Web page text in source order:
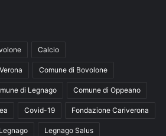
Calcio
Comune di Bovolone
di Legnago Comune di Oppeano
Covid-19 Fondazione Cariverona
Legnago Legnago Salus